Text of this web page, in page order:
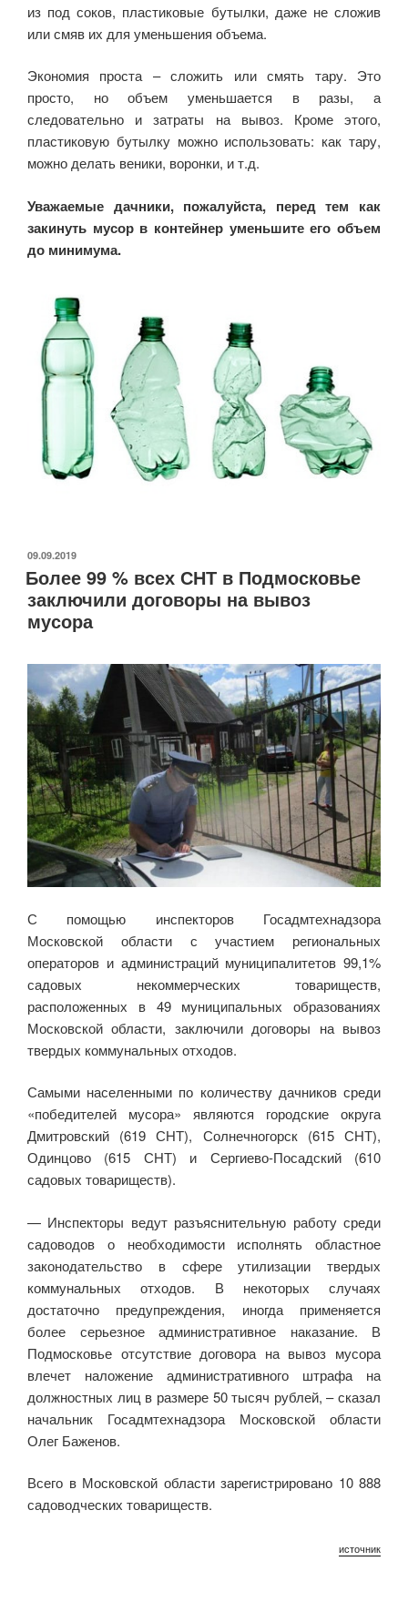
из под соков, пластиковые бутылки, даже не сложив
или смяв их для уменьшения объема.
Экономия проста – сложить или смять тару. Это
просто, но объем уменьшается в разы, а
следовательно и затраты на вывоз. Кроме этого,
пластиковую бутылку можно использовать: как тару,
можно делать веники, воронки, и т.д.
Уважаемые дачники, пожалуйста, перед тем как
закинуть мусор в контейнер уменьшите его объем
до минимума.
ОПУБЛИКОВАНО
09.09.2019
Более 99 % всех СНТ в Подмосковье
заключили договоры на вывоз
мусора
С помощью инспекторов Госадмтехнадзора
Московской области с участием региональных
операторов и администраций муниципалитетов 99,1%
садовых некоммерческих товариществ,
расположенных в 49 муниципальных образованиях
Московской области, заключили договоры на вывоз
твердых коммунальных отходов.
Самыми населенными по количеству дачников среди
«победителей мусора» являются городские округа
Дмитровский (619 СНТ), Солнечногорск (615 СНТ),
Одинцово (615 СНТ) и Сергиево-Посадский (610
садовых товариществ).
— Инспекторы ведут разъяснительную работу среди
садоводов о необходимости исполнять областное
законодательство в сфере утилизации твердых
коммунальных отходов. В некоторых случаях
достаточно предупреждения, иногда применяется
более серьезное административное наказание. В
Подмосковье отсутствие договора на вывоз мусора
влечет наложение административного штрафа на
должностных лиц в размере 50 тысяч рублей, – сказал
начальник Госадмтехнадзора Московской области
Олег Баженов.
Всего в Московской области зарегистрировано 10 888
садоводческих товариществ.
источник